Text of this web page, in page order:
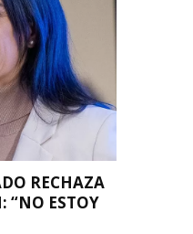
RECHAZA
“NO ESTOY